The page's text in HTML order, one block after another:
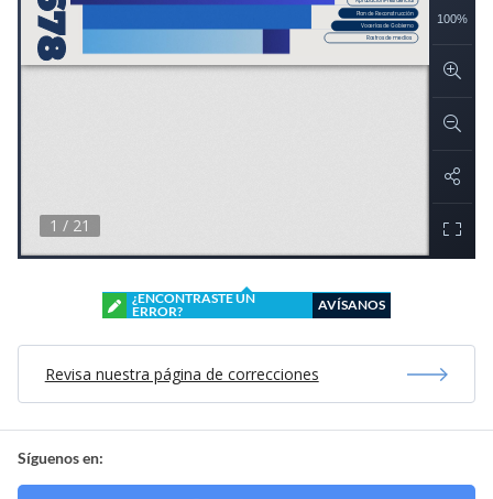
¿ENCONTRASTE UN
ERROR?
AVÍSANOS
Revisa nuestra página de correcciones
Síguenos en: